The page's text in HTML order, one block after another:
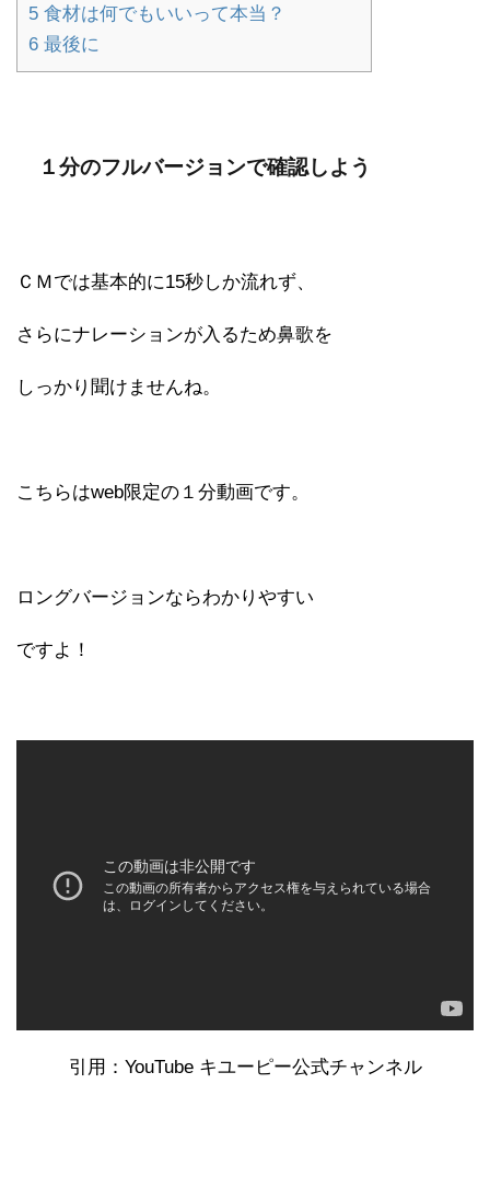
5 食材は何でもいいって本当？
6 最後に
１分のフルバージョンで確認しよう
ＣＭでは基本的に15秒しか流れず、
さらにナレーションが入るため鼻歌を
しっかり聞けませんね。
こちらはweb限定の１分動画です。
ロングバージョンならわかりやすい
ですよ！
引用：YouTube キユーピー公式チャンネル